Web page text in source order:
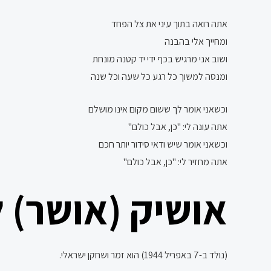
אתה רואה בתוך עיני את צל הפחד
ומחייך אלי בהבנה
ושוב אני מרגיש בכף ידי יד קטנה מונחת
ומנסה למשוך כל רגע כל שעה וכל שנה
וכשאני אומר לך ששום מקום אינו מושלם
אתה עונה לי: "כן, אבל כולם"
וכשאני אומר שיש ודאי סידור יותר חכם
אתה מחזיר לי: "כן, אבל כולם"
אושיק (אושר)
(נולד ב-7 באפריל 1944) הוא זמר ושחקן ישראלי.